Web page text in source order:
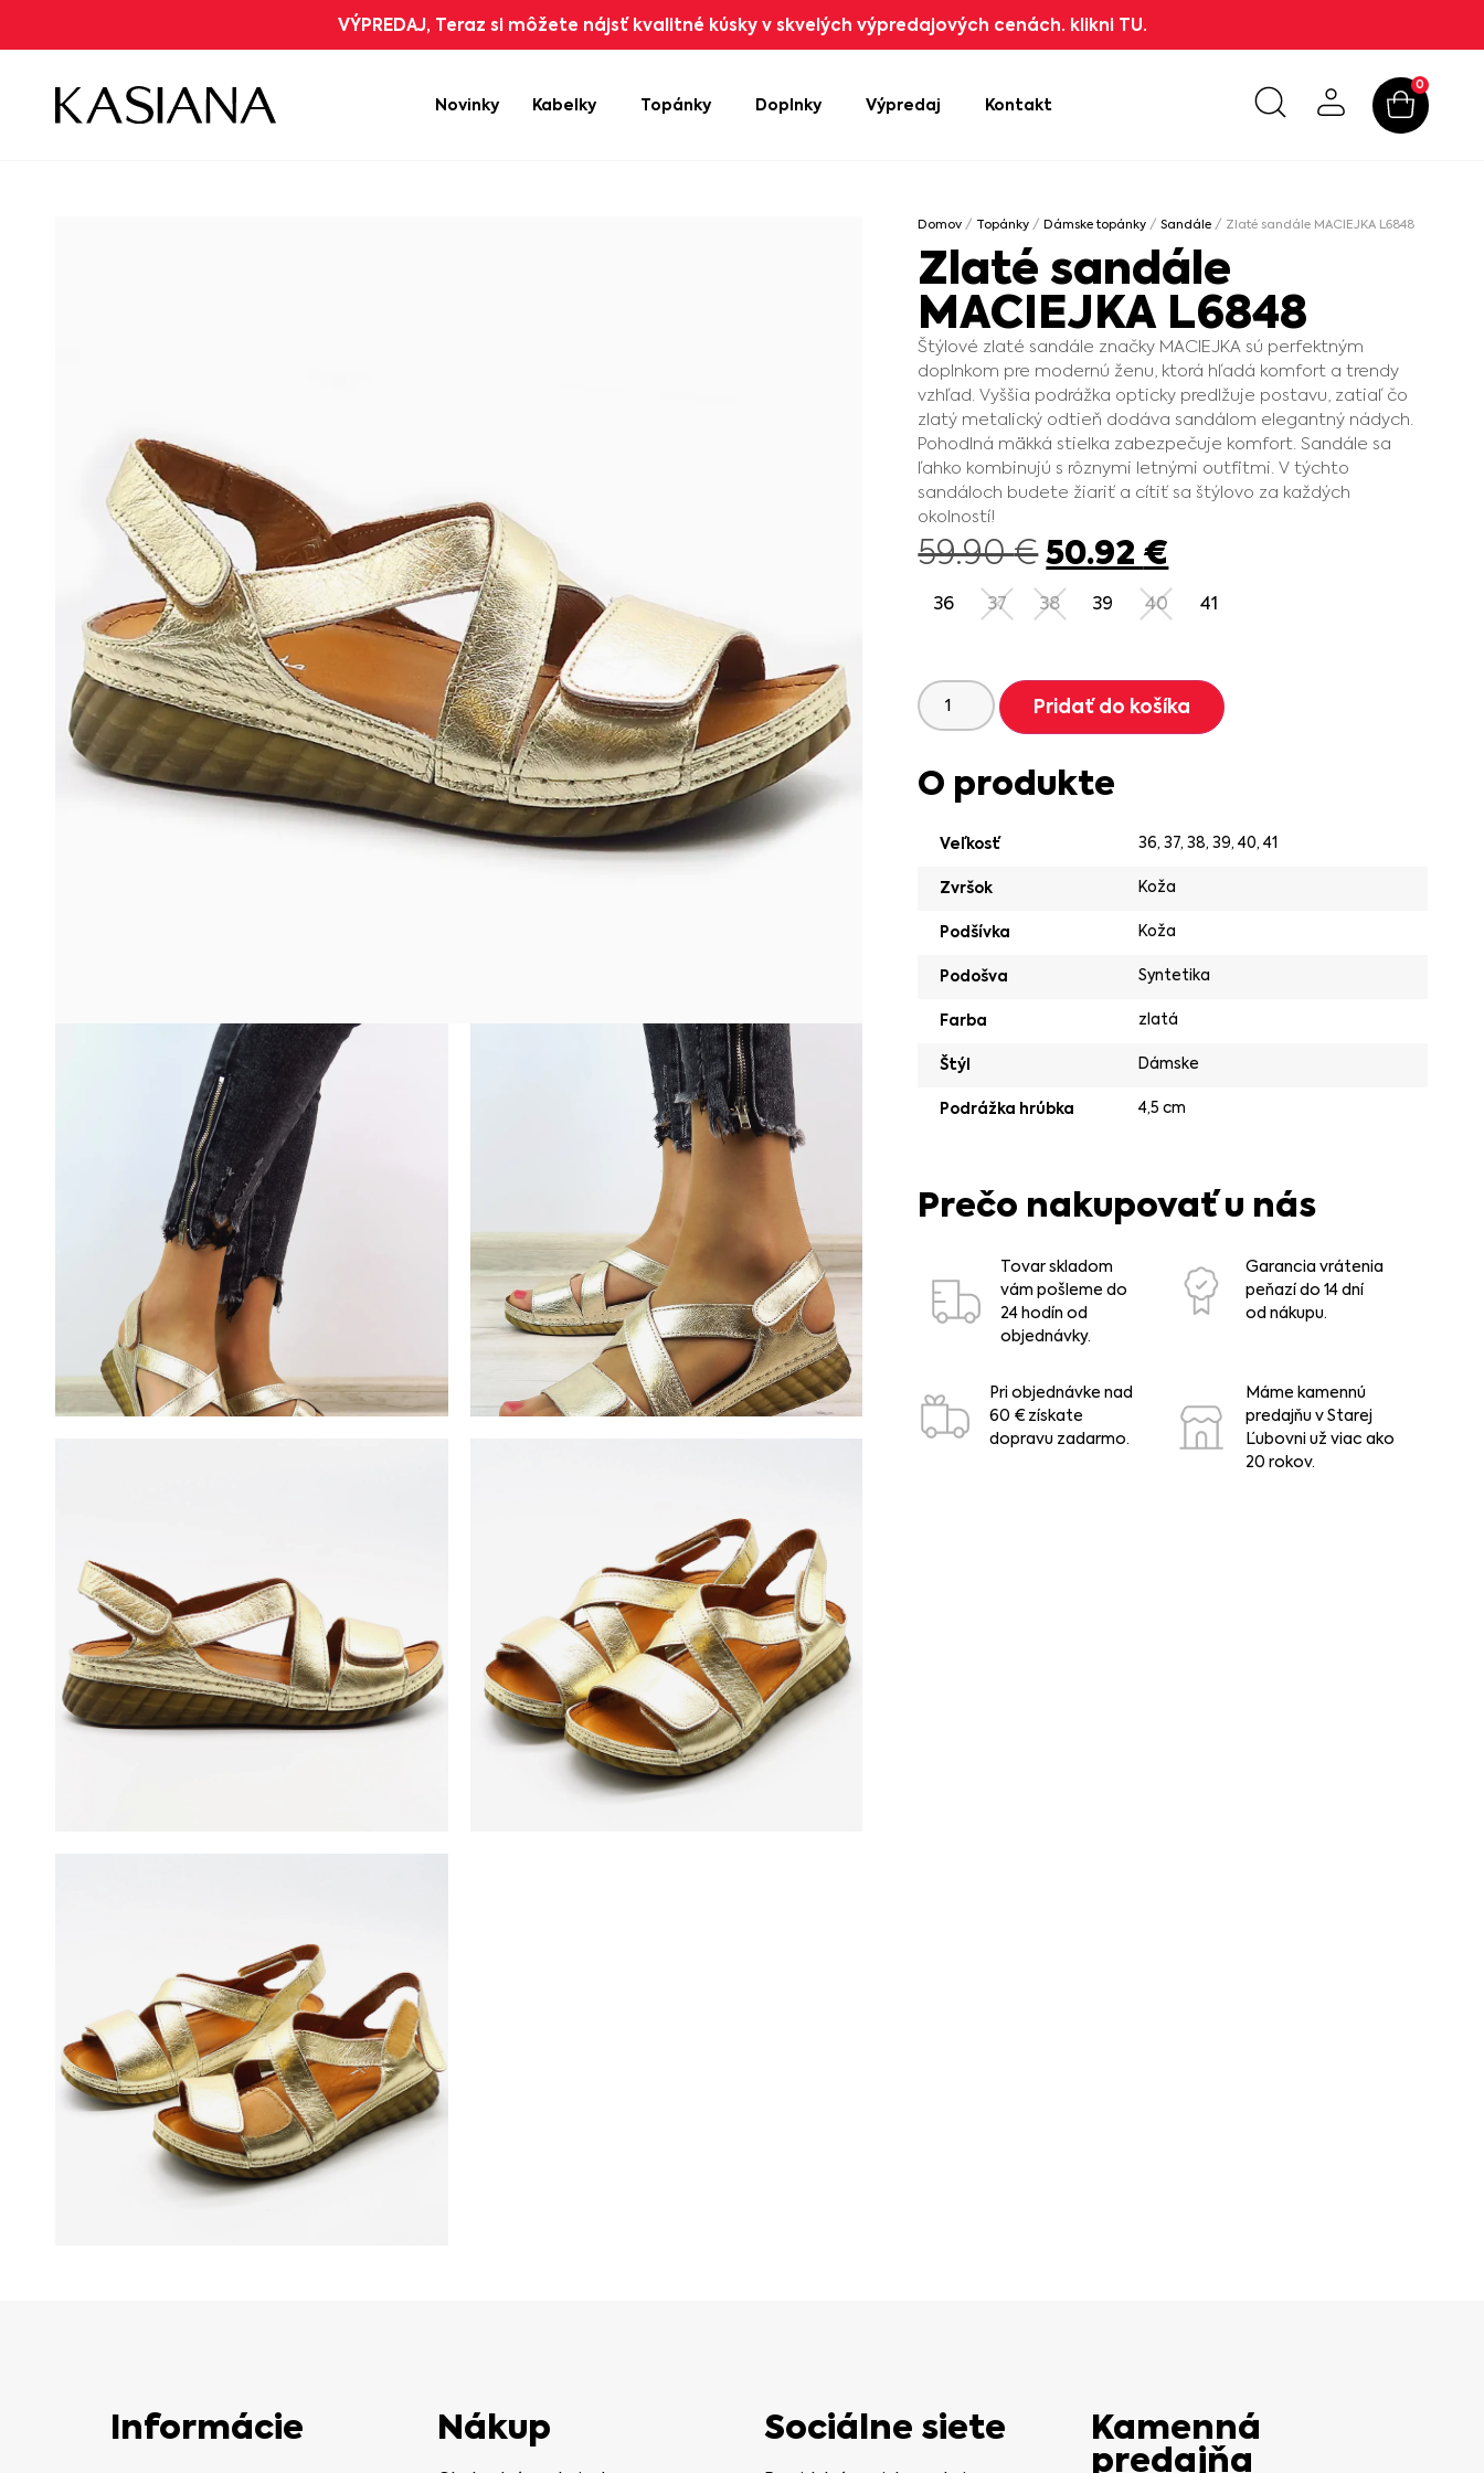
VÝPREDAJ, Teraz si môžete nájsť kvalitné kúsky v skvelých výpredajových cenách. klikni TU.
Novinky Kabelky Topánky Doplnky Výpredaj Kontakt
0
Domov / Topánky /Dámske topánky /Sandále / Zlaté sandále MACIEJKA L6848
Zlaté sandále
MACIEJKA L6848
Štýlové zlaté sandále značky MACIEJKA sú perfektným
doplnkom pre modernú ženu, ktorá hľadá komfort a trendy
vzhľad. Vyššia podrážka opticky predlžuje postavu, zatiaľ čo
zlatý metalický odtieň dodáva sandálom elegantný nádych.
Pohodlná mäkká stielka zabezpečuje komfort. Sandále sa
ľahko kombinujú s rôznymi letnými outfitmi. V týchto
sandáloch budete žiariť a cítiť sa štýlovo za každých
okolností!
59.90€50.92 €
36 37 38 39 40 41
Pridať do košíka
O produkte
Veľkosť 36,37,38,39,40,41
Zvršok Koža
Podšívka Koža
Podošva Syntetika
Farba zlatá
Štýl Dámske
Podrážka hrúbka 4,5 cm
Prečo nakupovať u nás
Tovar skladom
vám pošleme do
24 hodín od
objednávky.
Garancia vrátenia
peňazí do 14 dní
od nákupu.
Pri objednávke nad
60 € získate
dopravu zadarmo.
Máme kamennú
predajňu v Starej
Ľubovni už viac ako
20 rokov.
Informácie Nákup Sociálne siete Kamenná
predajňa